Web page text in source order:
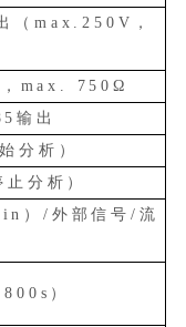
（max.250V，
max. 750Ω
输出
分析）
分析）
）/外部信号/流
）